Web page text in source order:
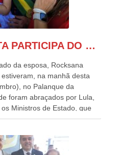
GONZAGA PATRIOTA PARTICIPA DO DESFILE DA INDEPENDÊNCIA NO PALANQUE DA PRESIDÊNCIA DA REPÚBLICA E É ABRAÇADO POR LULA E POR GERALDO ALCKMIN.
da esposa, Rocksana
na manhã desta
no Palanque da
foram abraçados por Lula,
Ministros de Estado, que
da Independência da
Ministérios, disse ter sido
de todos. “Há